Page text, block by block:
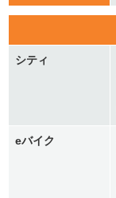
シティ
eバイク